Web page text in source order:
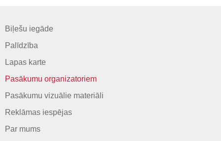
Biļešu iegāde
Palīdzība
Lapas karte
Pasākumu organizatoriem
Pasākumu vizuālie materiāli
Reklāmas iespējas
Par mums